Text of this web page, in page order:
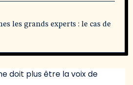
les grands experts : le cas de